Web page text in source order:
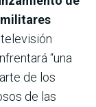
“una
de los
de las